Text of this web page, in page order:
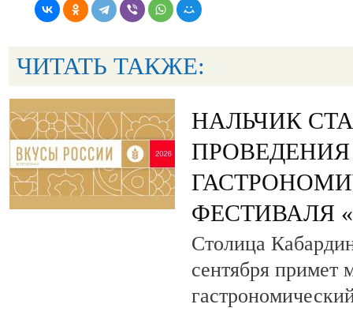
ЧИТАТЬ ТАКЖЕ:
НАЛЬЧИК
ПРОВЕДЕНИЯ
ФЕСТИВАЛЯ
Столица
сентября примет